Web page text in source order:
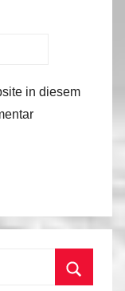
in diesem